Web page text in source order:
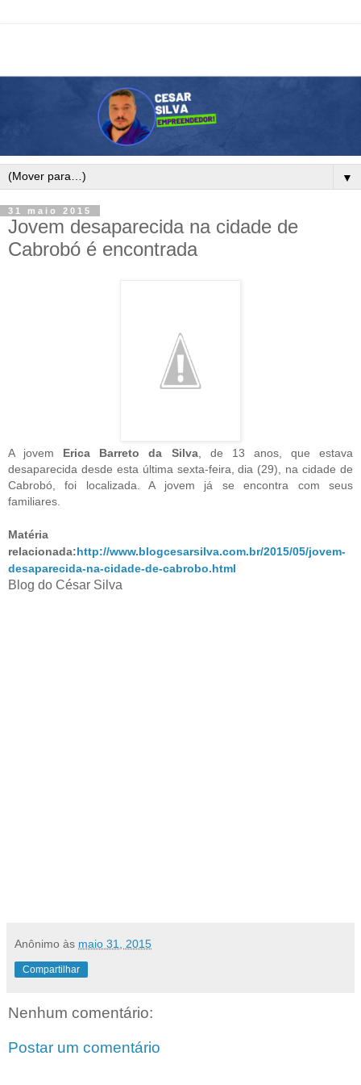
▼
31 maio 2015
Jovem desaparecida na cidade de
Cabrobó é encontrada
A jovem Erica Barreto da Silva, de 13 anos, que estava
desaparecida desde esta última sexta-feira, dia (29),
na cidade de
Cabrobó, foi localizada. A jovem já se encontra com seus
familiares.
Matéria
relacionada:http://www.blogcesarsilva.com.br/2015/05/jovem-
desaparecida-na-cidade-de-cabrobo.html
Blog do César Silva
Anônimo às maio 31, 2015
Compartilhar
Nenhum comentário:
Postar um comentário